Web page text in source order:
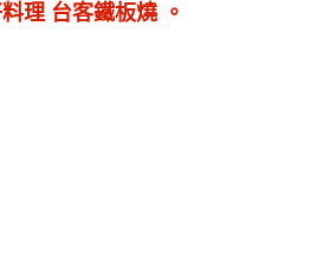
理 台客鐵板燒 。